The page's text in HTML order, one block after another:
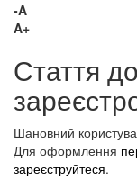
-A
A+
Стаття
Шановний
Для оформлення
зареєструйтеся.